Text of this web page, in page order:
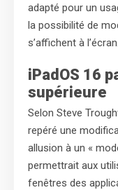
adapté pour un
la possibilité de
s’affichent à l’écran.
iPadOS 16
supérieure
Selon Steve
repéré une
allusion à un «
permettrait aux
fenêtres des